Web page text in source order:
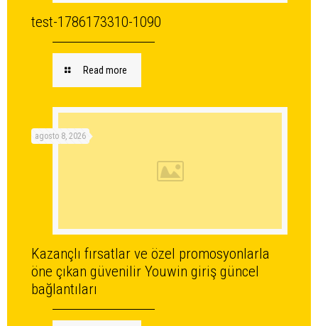
test-1786173310-1090
Read more
agosto 8, 2026
Kazançlı fırsatlar ve özel promosyonlarla
öne çıkan güvenilir Youwin giriş güncel
bağlantıları